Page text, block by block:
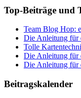
Top-Beiträge und
Team Blog Hop:
Die Anleitung für
Tolle
Die Anleitung für
Die Anleitung für
Beitragskalender